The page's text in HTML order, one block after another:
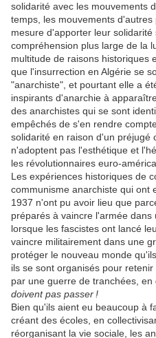
solidarité avec les mouvements
temps, les mouvements
mesure d'apporter leur
compréhension plus large de la
multitude de raisons historiques
que l'insurrection en Algérie se
"anarchiste", et pourtant elle a
inspirants d'anarchie à
des anarchistes qui se sont
empêchés de s'en rendre
solidarité en raison d'un préjugé
n'adoptent pas l'esthétique et
les révolutionnaires euro-
Les expériences historiques de
communisme anarchiste qui ont
1937 n'ont pu avoir lieu que
préparés à vaincre l'armée
lorsque les fascistes ont lancé
vaincre militairement dans une
protéger le nouveau monde
ils se sont organisés pour
par une guerre de tranchées, en
doivent pas passer !
Bien qu'ils aient eu beaucoup à
créant des écoles, en
réorganisant la vie sociale, les